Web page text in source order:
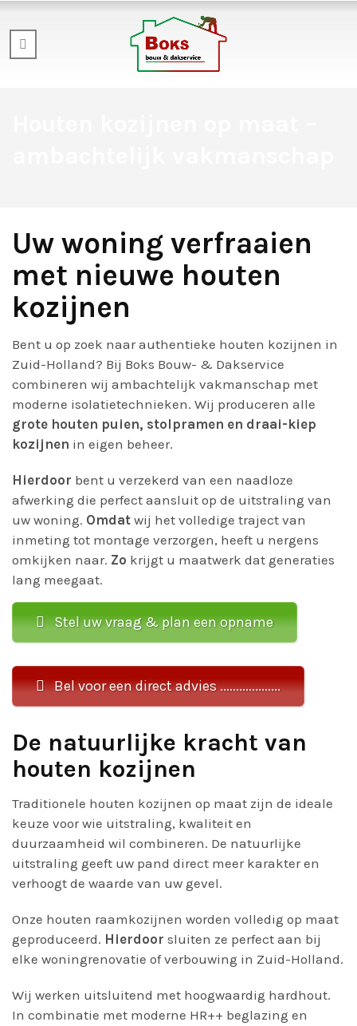
Uw woning verfraaien
met nieuwe houten
kozijnen
Bent u op zoek naar authentieke houten kozijnen in
Zuid-Holland? Bij Boks Bouw- & Dakservice
combineren wij ambachtelijk vakmanschap met
moderne isolatietechnieken. Wij produceren alle
grote houten puien, stolpramen en draai-kiep
kozijnen in eigen beheer.
Hierdoor bent u verzekerd van een naadloze
afwerking die perfect aansluit op de uitstraling van
uw woning. Omdat wij het volledige traject van
inmeting tot montage verzorgen, heeft u nergens
omkijken naar. Zo krijgt u maatwerk dat generaties
lang meegaat.
Stel uw vraag & plan een opname
Bel voor een direct advies ...................
De natuurlijke kracht van
houten kozijnen
Traditionele houten kozijnen op maat zijn de ideale
keuze voor wie uitstraling, kwaliteit en
duurzaamheid wil combineren. De natuurlijke
uitstraling geeft uw pand direct meer karakter en
verhoogt de waarde van uw gevel.
Onze houten raamkozijnen worden volledig op maat
geproduceerd. Hierdoor sluiten ze perfect aan bij
elke woningrenovatie of verbouwing in Zuid-Holland.
Wij werken uitsluitend met hoogwaardig hardhout.
In combinatie met moderne HR++ beglazing en